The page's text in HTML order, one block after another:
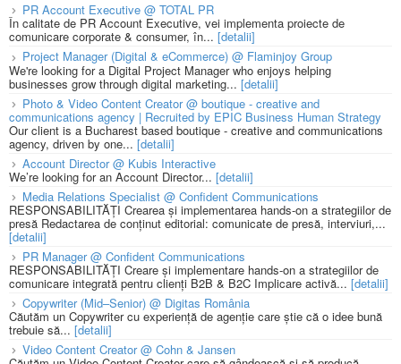
PR Account Executive @ TOTAL PR
În calitate de PR Account Executive, vei implementa proiecte de
comunicare corporate & consumer, în... [detalii]
Project Manager (Digital & eCommerce) @ Flaminjoy Group
We're looking for a Digital Project Manager who enjoys helping
businesses grow through digital marketing... [detalii]
Photo & Video Content Creator @ boutique - creative and
communications agency | Recruited by EPIC Business Human Strategy
Our client is a Bucharest based boutique - creative and communications
agency, driven by one... [detalii]
Account Director @ Kubis Interactive
We’re looking for an Account Director... [detalii]
Media Relations Specialist @ Confident Communications
RESPONSABILITĂȚI Crearea și implementarea hands-on a strategiilor de
presă Redactarea de conținut editorial: comunicate de presă, interviuri,...
[detalii]
PR Manager @ Confident Communications
RESPONSABILITĂȚI Creare și implementare hands-on a strategiilor de
comunicare integrată pentru clienți B2B & B2C Implicare activă... [detalii]
Copywriter (Mid–Senior) @ Digitas România
Căutăm un Copywriter cu experiență de agenție care știe că o idee bună
trebuie să... [detalii]
Video Content Creator @ Cohn & Jansen